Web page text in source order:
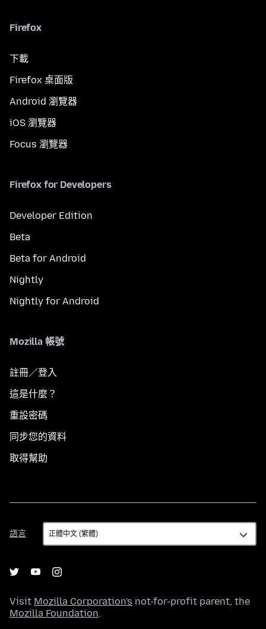
Firefox
下載
Firefox 桌面版
Android 瀏覽器
iOS 瀏覽器
Focus 瀏覽器
Firefox for Developers
Developer Edition
Beta
Beta for Android
Nightly
Nightly for Android
Mozilla 帳號
註冊／登入
這是什麼？
重設密碼
同步您的資料
取得幫助
語言
語
言
Visit Mozilla Corporation's not-for-profit parent, the
Mozilla Foundation.